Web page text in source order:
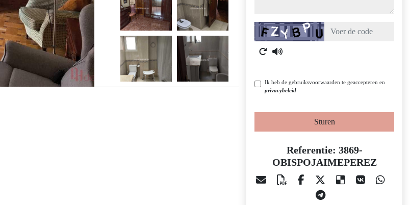
Captcha
Ik heb de gebruiksvoorwaarden te geaccepteren en
privacybeleid
Sturen
Referentie: 3869-
OBISPOJAIMEPEREZ